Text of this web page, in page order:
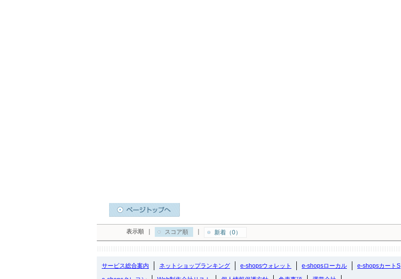
表示順 スコア順 新着（0）
サービス総合案内 ネットショップランキング e-shopsウォレット e-shopsローカル
e-shopsカートS